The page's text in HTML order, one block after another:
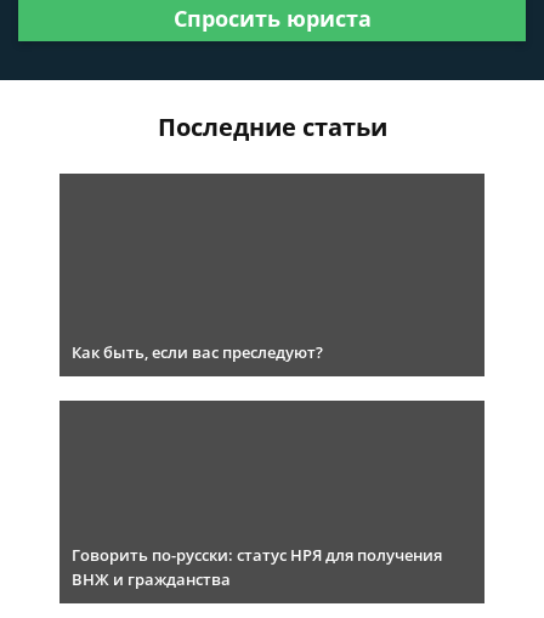
Спросить юриста
Последние статьи
Как быть, если вас преследуют?
Говорить по-русски: статус НРЯ для получения
ВНЖ и гражданства